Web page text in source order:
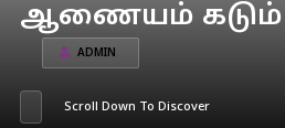
ஆணையம்
ADMIN
Scroll Down To Discover